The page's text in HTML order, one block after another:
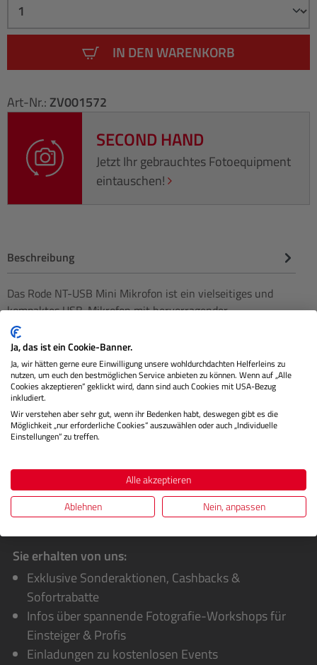
IN DEN WARENKORB
Art-Nr.: ZV001572
SECOND HAND
Jetzt Ihr gebrauchtes Fotoequipment
eintauschen!
Beschreibung
Das Rode NT-USB Mini Mikrofon ist ein vielseitiges und
kompaktes USB-Mikrofon mit hervorragender
Audioqualität. Mit seinem s…
Technische Daten
Herstellerinformationen
Bewertungen
Sie erhalten von uns:
Exklusive Sonderaktionen, Cashbacks &
Sofortrabatte
Infos über spannende Fotografie-Workshops für
Einsteiger & Profis
Einladungen zu kostenlosen Events
Ja, das ist ein Cookie-Banner.
Ja, wir hätten gerne eure Einwilligung unsere wohldurchdachten Helferleins zu
nutzen, um euch den bestmöglichen Service anbieten zu können. Wenn auf „Alle
Cookies akzeptieren“ geklickt wird, dann sind auch Cookies mit USA-Bezug
inkludiert.
Wir verstehen aber sehr gut, wenn ihr Bedenken habt, deswegen gibt es die
Möglichkeit „nur erforderliche Cookies“ auszuwählen oder auch „Individuelle
Einstellungen“ zu treffen.
Alle akzeptieren
Ablehnen
Nein, anpassen